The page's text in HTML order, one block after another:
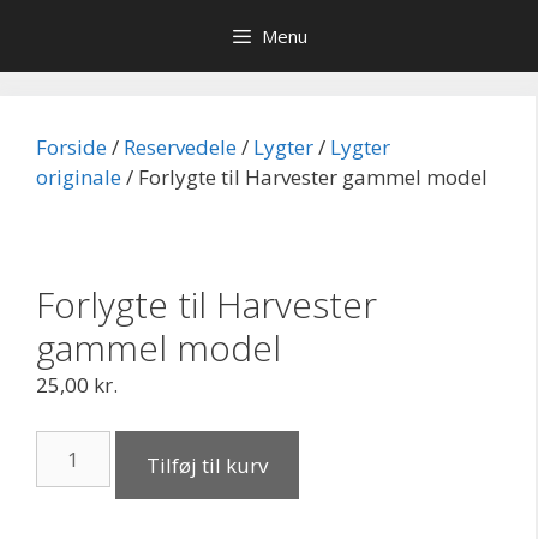
indhold
Menu
Forside/ Reservedele/ Lygter/ Lygter
originale/ Forlygte til Harvester gammel model
Forlygte til Harvester
gammel model
25,00 kr.
Harvester
Tilføj til kurv